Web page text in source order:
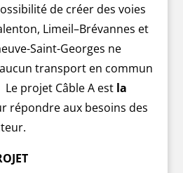
de créer des voies
Limeil–Brévannes et
Saint-Georges ne
transport en commun
projet Câble A est la
répondre aux besoins des